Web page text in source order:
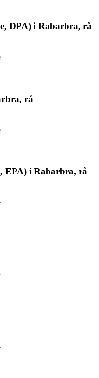
DPA) i Rabarbra, rå
rå
EPA) i Rabarbra, rå